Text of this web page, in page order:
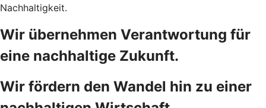
Nachhaltigkeit.
Wir übernehmen Verantwortung für
eine nachhaltige Zukunft.
Wir fördern den Wandel hin zu einer